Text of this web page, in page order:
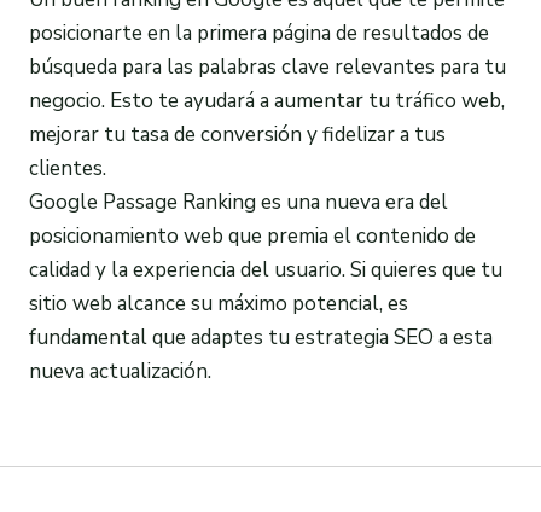
posicionarte en la primera página de resultados de
búsqueda para las palabras clave relevantes para tu
negocio. Esto te ayudará a aumentar tu tráfico web,
mejorar tu tasa de conversión y fidelizar a tus
clientes.
Google Passage Ranking es una nueva era del
posicionamiento web que premia el contenido de
calidad y la experiencia del usuario. Si quieres que tu
sitio web alcance su máximo potencial, es
fundamental que adaptes tu estrategia SEO a esta
nueva actualización.